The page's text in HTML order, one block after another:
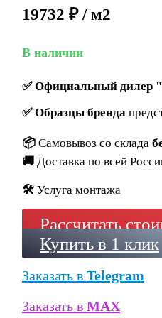
19732 ₽ / м2
В наличии
✅Официальный дилер
✅Образцы бренда
📦 Самовывоз со склада
🚚 Доставка по всей
🛠️ Услуга монтажа
Рассчитать
Купить в 1 клик
Заказать в Telegram
Заказать в MAX